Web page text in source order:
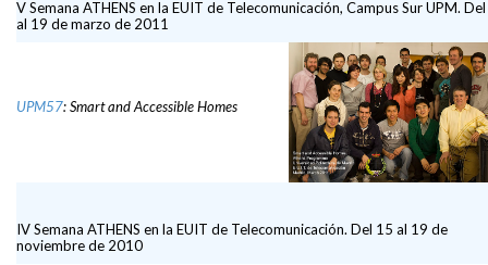
V Semana ATHENS en la EUIT de Telecomunicación, Campus Sur UPM.
al 19 de marzo de 2011
UPM57: Smart and Accessible Homes
IV Semana ATHENS en la EUIT de Telecomunicación. Del 15 al 19 de
noviembre de 2010